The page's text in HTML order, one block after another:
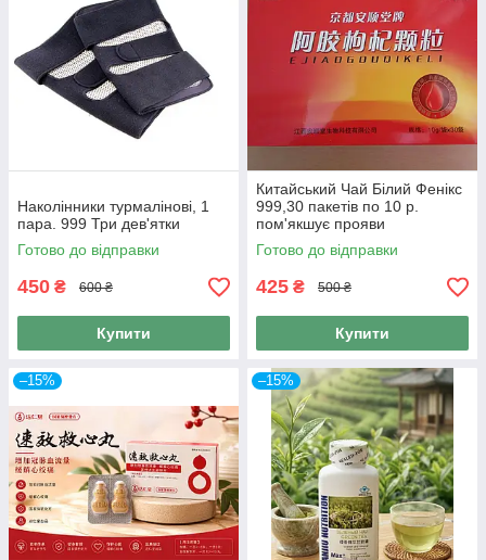
Наколінники турмалінові, 1
пара. 999 Три дев'ятки
Готово до відправки
450 ₴ 600 ₴
Купити
Китайський Чай Білий Фенікс
999,30 пакетів по 10 р.
пом'якшує прояви
клімактеричного синдрому.
Готово до відправки
425 ₴ 500 ₴
Купити
–15% –15%